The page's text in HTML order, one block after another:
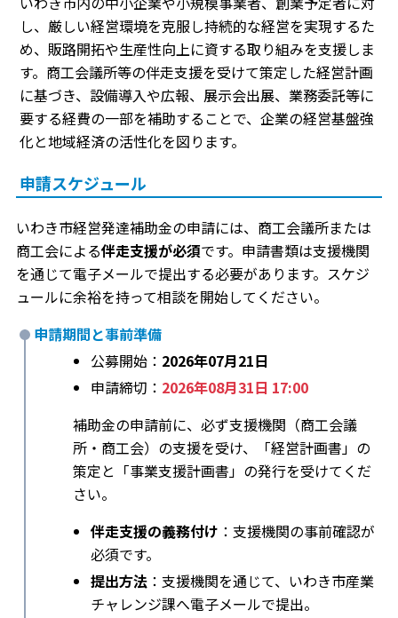
し、厳しい経営環境を克服し持続的な経営を実現するた
め、販路開拓や生産性向上に資する取り組みを支援しま
す。商工会議所等の伴走支援を受けて策定した経営計画
に基づき、設備導入や広報、展示会出展、業務委託等に
要する経費の一部を補助することで、企業の経営基盤強
化と地域経済の活性化を図ります。
申請スケジュール
いわき市経営発達補助金の申請には、商工会議所または
商工会による伴走支援が必須です。申請書類は支援機関
を通じて電子メールで提出する必要があります。スケジ
ュールに余裕を持って相談を開始してください。
申請期間と事前準備
公募開始： 2026年07月21日
申請締切： 2026年08月31日 17:00
補助金の申請前に、必ず支援機関（商工会議
所・商工会）の支援を受け、「経営計画書」の
策定と「事業支援計画書」の発行を受けてくだ
さい。
伴走支援の義務付け ：支援機関の事前確認が
必須です。
提出方法 ：支援機関を通じて、いわき市産業
チャレンジ課へ電子メールで提出。